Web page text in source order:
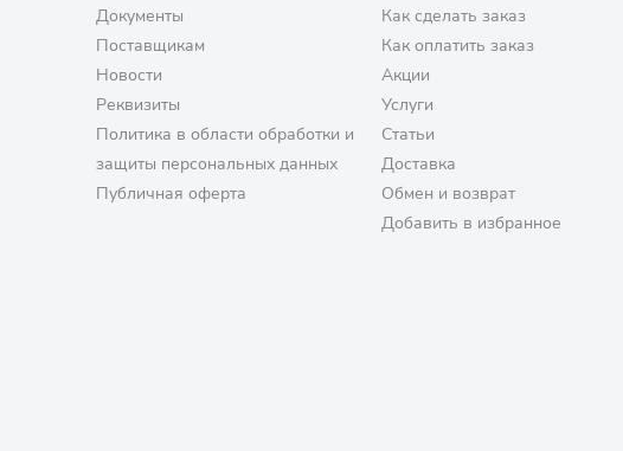
Документы
Поставщикам
Новости
Реквизиты
Политика в области обработки и
защиты персональных данных
Публичная оферта
Как сделать заказ
Как оплатить заказ
Акции
Услуги
Статьи
Доставка
Обмен и возврат
Добавить в избранное